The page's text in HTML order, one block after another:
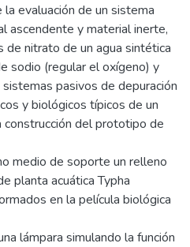
evaluación de un sistema
ascendente y material inerte,
nitrato de un agua sintética
sodio (regular el oxígeno) y
pasivos de depuración
y biológicos típicos de un
construcción del prototipo de
medio de soporte un relleno
planta acuática Typha
en la película biológica
lámpara simulando la función